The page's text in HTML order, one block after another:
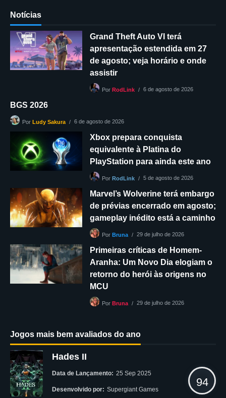
Notícias
Grand Theft Auto VI terá
apresentação estendida em 27
de agosto; veja horário e onde
assistir
PorRodLink 6 de agosto de 2026
BGS 2026
PorLudy Sakura 6 de agosto de 2026
Xbox prepara conquista
equivalente à Platina do
PlayStation para ainda este ano
PorRodLink 5 de agosto de 2026
Marvel’s Wolverine terá embargo
de prévias encerrado em agosto;
gameplay inédito está a caminho
PorBruna 29 de julho de 2026
Primeiras críticas de Homem-
Aranha: Um Novo Dia elogiam o
retorno do herói às origens no
MCU
PorBruna 29 de julho de 2026
Jogos mais bem avaliados do ano
Hades II
Data de Lançamento: 25 Sep 2025
Desenvolvido por: Supergiant Games
94